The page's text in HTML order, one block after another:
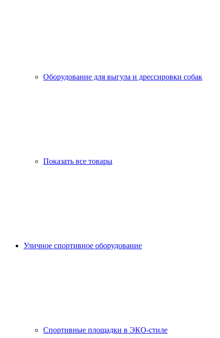
Оборудование для выгула и дрессировки собак
Показать все товары
Уличное спортивное оборудование
Спортивные площадки в ЭКО-стиле